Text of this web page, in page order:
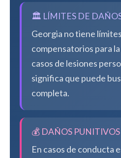
🏛️ LÍMITES DE
Georgia no tiene
compensatorios para
casos de lesiones
significa que puede
completa.
💰 DAÑOS PUNITIVOS
En casos de conducta